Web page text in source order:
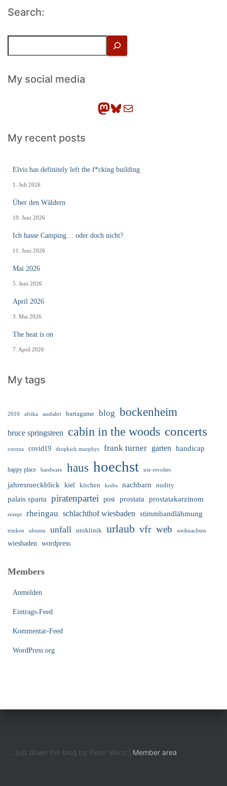
Search:
h
eMy social media
Mastodon Bluesky E-Mail
My recent posts
Elvis has definitely left the f*cking building
1. Juli 2026
Über den Wäldern
19. Juni 2026
Ich hasse Camping… oder doch nicht?
11. Juni 2026
Mai 2026
5. Juni 2026
April 2026
3. Mai 2026
The heat is on
7. April 2026
My tags
2010 afrika ausfahrt bartagame blog bockenheim
bruce springsteen cabin in the woods concerts
corona covid19 dropkick murphys frank turner garten handicap
happy place hardware haus hoechst irie revoltes
jahresrueckblick kiel kitchen krebs nachbarn nudity
palais sparta piratenpartei post prostata prostatakarzinom
rezept rheingau schlachthof wiesbaden stimmbandlähmung
trinken ubuntu unfall uniklinik urlaub vfr web weihnachten
wiesbaden wordpress
Members
Anmelden
Eintrags-Feed
Kommentar-Feed
WordPress.org
... just down the blog by Peter Wenz | Member area